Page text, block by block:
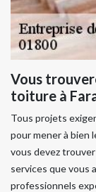
Vous
toiture à
Tous projets
pour mener à bien
vous devez
services que vous
professionnels